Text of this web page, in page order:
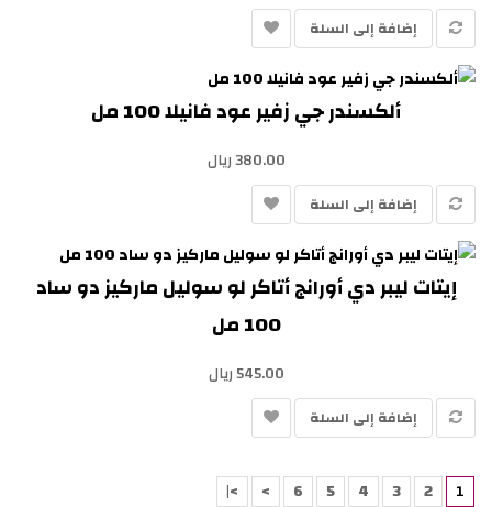
إضافة إلى السلة
ألكسندر جي زفير عود فانيلا 100 مل
380.00 ريال
إضافة إلى السلة
إيتات ليبر دي أورانج أتاكر لو سوليل ماركيز دو ساد
100 مل
545.00 ريال
إضافة إلى السلة
1
2
3
4
5
6
>
>|